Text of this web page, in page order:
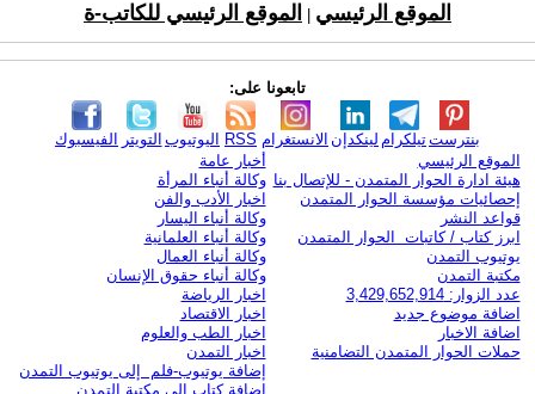
الموقع الرئيسي الموقع الرئيسي للكاتب-ة
تابعونا على:
الفيسبوك التويتر اليوتيوب RSS الانستغرام لينكدإن تيلكرامبنترست
الموقع الرئيسي
هيئة ادارة الحوار المتمدن - للإتصال بنا
إحصائيات مؤسسة الحوار المتمدن
قواعد النشر
ابرز كتاب / كاتبات الحوار المتمدن
يوتيوب التمدن
مكتبة التمدن
عدد الزوار: 3,429,652,914
اضافة موضوع جديد
اضافة الاخبار
حملات الحوار المتمدن التضامنية
أخبار عامة
وكالة أنباء المرأة
اخبار الأدب والفن
وكالة أنباء اليسار
وكالة أنباء العلمانية
وكالة أنباء العمال
وكالة أنباء حقوق الإنسان
اخبار الرياضة
اخبار الاقتصاد
اخبار الطب والعلوم
اخبار التمدن
إضافة يوتيوب-فلم إلى يوتيوب التمدن
إضافة كتاب إلى مكتبة التمدن